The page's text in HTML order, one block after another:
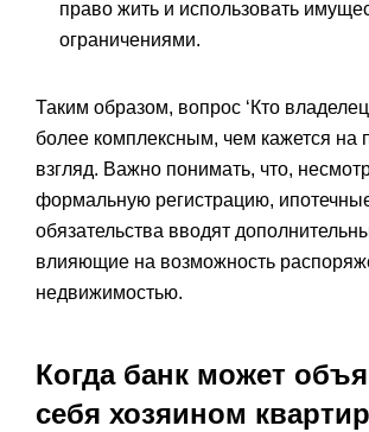
право жить и использовать
ограничениями.
Таким образом, вопрос ‘Кто
более комплексным, чем кажется на
взгляд. Важно понимать, что,
формальную регистрацию,
обязательства вводят
влияющие на возможность
недвижимостью.
Когда банк может
себя хозяином